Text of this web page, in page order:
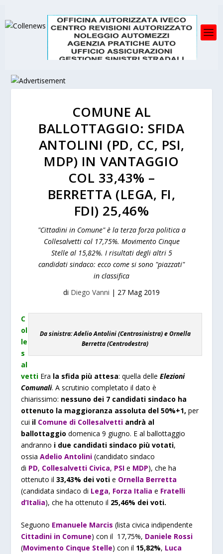
COMUNE AL
BALLOTTAGGIO: SFIDA
ANTOLINI (PD, CC, PSI,
MDP) IN VANTAGGIO
COL 33,43% –
BERRETTA (LEGA, FI,
FDI) 25,46%
"Cittadini in Comune" è la terza forza politica a
Collesalvetti col 17,75%. Movimento Cinque
Stelle al 15,82%. I risultati degli altri 5
candidati sindaco: ecco come si sono "piazzati"
in classifica
di Diego Vanni | 27 Mag 2019
Da sinistra: Adelio Antolini (Centrosinistra) e Ornella
Berretta (Centrodestra)
C
ol
le
s
al
vetti Era la sfida più attesa: quella delleElezioni
Comunali. A scrutinio completato il dato è
chiarissimo: nessuno dei 7 candidati sindaco ha
ottenuto la maggioranza assoluta del 50%+1,per
cui il Comune di Collesalvetti andrà al
ballottaggiodomenica 9 giugno. E al ballottaggio
andranno i due candidati sindaco più votati,
ossiaAdelio Antolini (candidato sindaco
di PD, Collesalvetti Civica, PSI e MDP), che ha
ottenuto il33,43% dei voti e Ornella Berretta
(candidata sindaco di Lega, Forza Italia e Fratelli
d’Italia), che ha ottenuto il 25,46% dei voti.
Seguono Emanuele Marcis (lista civica indipendente
Cittadini in Comune) con il 17,75%, Daniele Rossi
(Movimento Cinque Stelle) con il 15,82%, Luca